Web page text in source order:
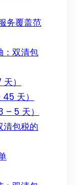
务覆盖范
：双清包
）
天）
– 5 天）
清包税的